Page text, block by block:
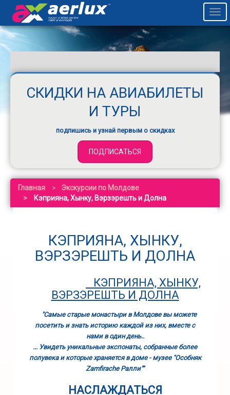
СКИДКИ НА АВИАБИЛЕТЫ
И ТУРЫ
подпишись и узнай первым о скидках
ПОДПИСАТЬСЯ
Главная
Экскурсии по Молдове
Кэприяна, Хынку, Вэрзэрешть и Долна
КЭПРИЯНА, ХЫНКУ,
ВЭРЗЭРЕШТЬ И ДОЛНА
КЭПРИЯНА, ХЫНКУ,
ВЭРЗЭРЕШТЬ И ДОЛНА
"Самые старые монастыри в Молдове вы можете
посетить и знать историю каждой из них, вместе с
нами в один день..
... Увидеть уникальные экспонаты, собранные более
полувека и которые храняется в доме - музее "Особняк
Zamfirache Ралли""
НАСЛАЖДАТЬСЯ